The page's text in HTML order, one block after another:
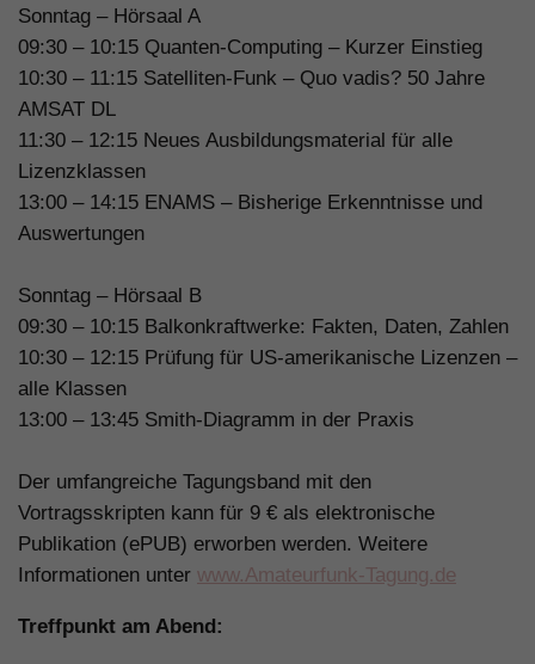
Sonntag – Hörsaal A
09:30 – 10:15 Quanten-Computing – Kurzer Einstieg
10:30 – 11:15 Satelliten-Funk – Quo vadis? 50 Jahre
AMSAT DL
11:30 – 12:15 Neues Ausbildungsmaterial für alle
Lizenzklassen
13:00 – 14:15 ENAMS – Bisherige Erkenntnisse und
Auswertungen
Sonntag – Hörsaal B
09:30 – 10:15 Balkonkraftwerke: Fakten, Daten, Zahlen
10:30 – 12:15 Prüfung für US-amerikanische Lizenzen –
alle Klassen
13:00 – 13:45 Smith-Diagramm in der Praxis
Der umfangreiche Tagungsband mit den
Vortragsskripten kann für 9 € als elektronische
Publikation (ePUB) erworben werden. Weitere
Informationen unter www.Amateurfunk-Tagung.de
Treffpunkt am Abend: